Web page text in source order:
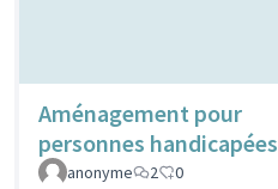
Aménagement pour
personnes handicapées
anonyme
2 0